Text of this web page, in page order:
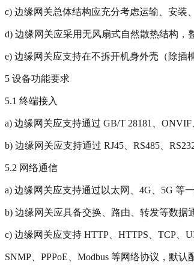
c) 边缘网关总体结构应充分考虑运输、安装
d) 边缘网关应采用无风扇式自然散热结构，
e) 边缘网关应支持在不拆开机身外壳（除插
5 设备功能要求
5.1 终端接入
a) 边缘网关应支持通过 GB/T 28181、
b) 边缘网关应支持通过 RJ45、RS485、
5.2 网络通信
a) 边缘网关应支持通过以太网、4G、5G 等
b) 边缘网关应具备交换、路由、转发等数据
c) 边缘网关应支持 HTTP、HTTPS、TCP、
SNMP、PPPoE、Modbus 等网络协议，默